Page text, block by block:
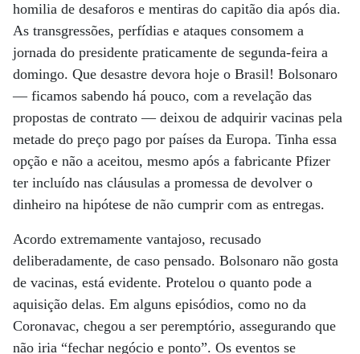
homilia de desaforos e mentiras do capitão dia após dia.
As transgressões, perfídias e ataques consomem a
jornada do presidente praticamente de segunda-feira a
domingo. Que desastre devora hoje o Brasil! Bolsonaro
— ficamos sabendo há pouco, com a revelação das
propostas de contrato — deixou de adquirir vacinas pela
metade do preço pago por países da Europa. Tinha essa
opção e não a aceitou, mesmo após a fabricante Pfizer
ter incluído nas cláusulas a promessa de devolver o
dinheiro na hipótese de não cumprir com as entregas.
Acordo extremamente vantajoso, recusado
deliberadamente, de caso pensado. Bolsonaro não gosta
de vacinas, está evidente. Protelou o quanto pode a
aquisição delas. Em alguns episódios, como no da
Coronavac, chegou a ser peremptório, assegurando que
não iria “fechar negócio e ponto”. Os eventos se